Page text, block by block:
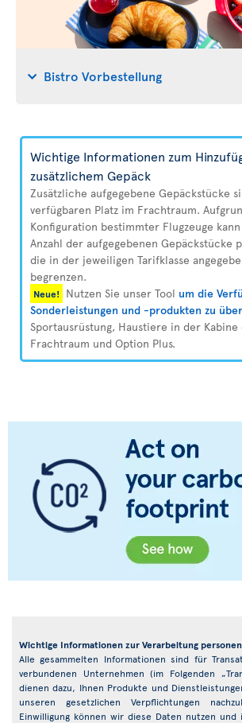
Bistro Vorbestellung
Wichtige Informationen zum
zusätzlichem Gepäck
Zusätzliche aufgegebene Gepäckstücke
verfügbaren Platz im Frachtraum.
Konfiguration bestimmter Flugzeuge
Anzahl der aufgegebenen Gepäckstücke
die in der jeweiligen Tarifklasse
begrenzen.
Neue! Nutzen Sie unser Tool um die
Sonderleistungen und -produkten zu
Sportausrüstung, Haustiere in der
Frachtraum und Option Plus.
Wichtige Informationen zur Verarbeitung
Alle gesammelten Informationen sind für
verbundenen Unternehmen (im Folgenden
dienen dazu, Ihnen Produkte und
unseren gesetzlichen Verpflichtungen
Einwilligung können wir diese Daten nutzen und